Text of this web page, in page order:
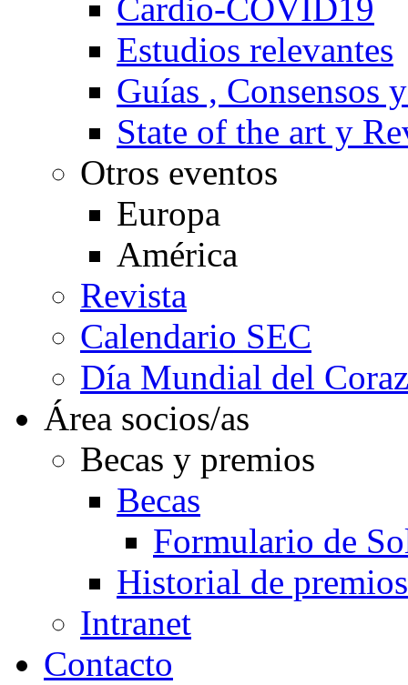
Cardio-COVID19
Estudios relevantes
Guías , Consensos
State of the art y
Otros eventos
Europa
América
Revista
Calendario SEC
Día Mundial del
Área socios/as
Becas y premios
Becas
Formulario de
Historial de premios
Intranet
Contacto